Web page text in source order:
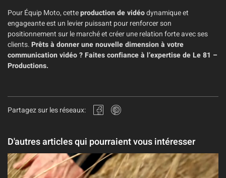
Pour Équip Moto, cetteproduction de vidéodynamique et
engageante est un levier puissant pour renforcer son
positionnement sur le marché et créer une relation forte avec ses
clients.Prêts à donner une nouvelle dimension à votre
communication vidéo ? Faites confiance à l’expertise de Le 81 –
Productions.
Partagez sur les réseaux:
D'autres articles qui pourraient vous intéresser